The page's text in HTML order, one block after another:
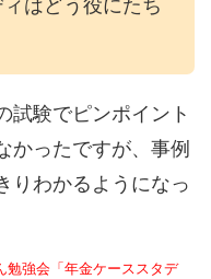
はどう役にたち
験でピンポイント
かったですが、事例
りわかるようになっ
勉強会「年金ケーススタデ